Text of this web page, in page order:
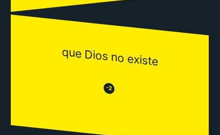
que Dios no existe
😒 -2 😂